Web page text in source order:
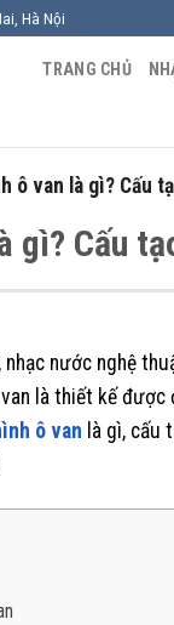
Hà Nội
TRANG CHỦ
ô van là gì? Cấu
gì? Cấu
nước nghệ
là thiết kế
ô van là gì, cấu